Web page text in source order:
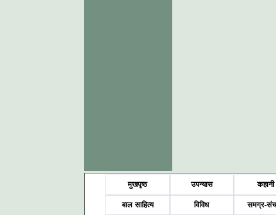
मुखपृष्ठ उपन्यास कहानी
बाल साहित्य विविध समग्र-